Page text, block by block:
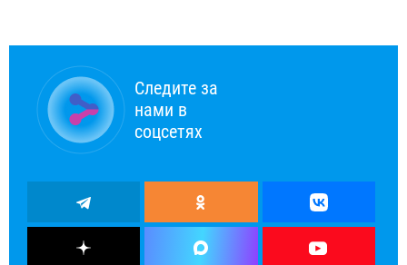
Следите за
нами в
соцсетях